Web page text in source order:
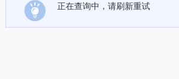
正在查询中，请刷新重试